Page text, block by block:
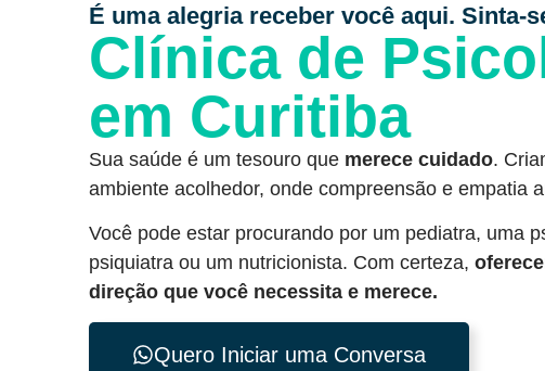
É uma alegria receber você aqui. Sinta-
Clínica de
em Curitiba
Sua saúde é um tesouro que merece cuidado.
ambiente acolhedor, onde compreensão e empatia
Você pode estar procurando por um pediatra, uma
psiquiatra ou um nutricionista. Com certeza,
direção que você necessita e merece.
Quero Iniciar uma Conversa